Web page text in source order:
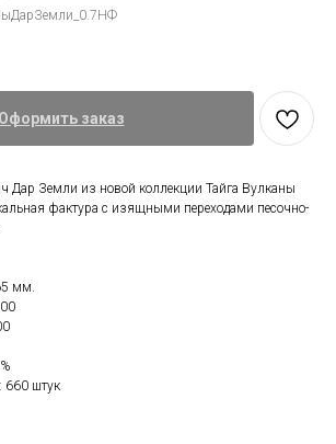
Оформить заказ
Дар Земли из новой коллекции Тайга Вулканы
фактура с изящными переходами песочно-
мм.
660 штук